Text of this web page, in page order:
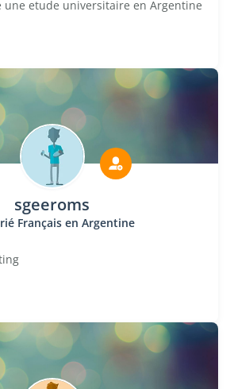
une etude universitaire en Argentine
sgeeroms
Français en Argentine